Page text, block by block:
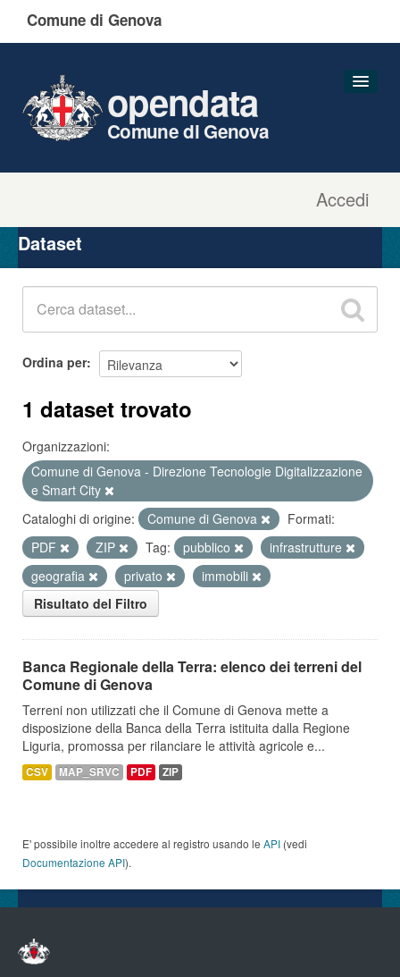
Comune di Genova
Accedi
opendata
Comune di Genova
Organizzazioni
Gruppi
Dataset
Ordina per
1 dataset trovato
Organizzazioni:
Comune di Genova - Direzione Tecnologie Digitalizzazione
e Smart City
Cataloghi di origine:
Comune di Genova
Formati:
PDF
ZIP Tag: pubblico
infrastrutture
geografia
privato
immobili
Risultato del Filtro
Banca Regionale della Terra: elenco dei terreni del
Comune di Genova
Terreni non utilizzati che il Comune di Genova mette a
disposizione della Banca della Terra istituita dalla Regione
Liguria, promossa per rilanciare le attività agricole e...
CSV MAP_SRVC PDF ZIP
E' possibile inoltre accedere al registro usando le API (vedi
Documentazione API).